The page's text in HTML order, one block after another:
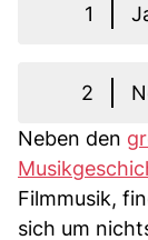
1
2
Neben den
Filmmusik,
sich um